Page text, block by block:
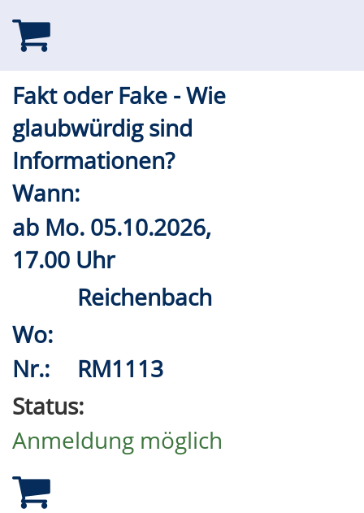
Fakt oder Fake - Wie
glaubwürdig sind
Informationen?
Wann:
ab Mo. 05.10.2026,
17.00 Uhr
Reichenbach
Wo:
Nr.:
RM1113
Status:
Anmeldung möglich